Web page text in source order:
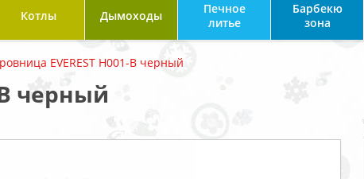
Котлы Дымоходы
Печное
литье
Барбекю
зона
EVEREST Н001-В черный
черный